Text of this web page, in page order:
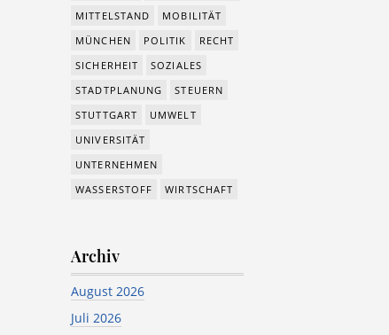
MITTELSTAND
MOBILITÄT
MÜNCHEN
POLITIK
RECHT
SICHERHEIT
SOZIALES
STADTPLANUNG
STEUERN
STUTTGART
UMWELT
UNIVERSITÄT
UNTERNEHMEN
WASSERSTOFF
WIRTSCHAFT
Archiv
August 2026
Juli 2026